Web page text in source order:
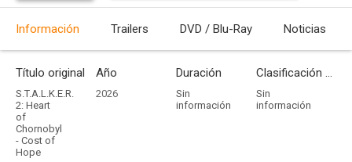
Información Trailers DVD / Blu-Ray Noticias
Título original
S.T.A.L.K.E.R.
2: Heart
of
Chornobyl
- Cost of
Hope
Año
2026
Duración
Sin
información
Clasificación por edades
Sin
información